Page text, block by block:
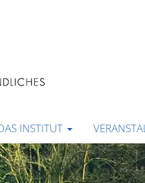
INSTITUT